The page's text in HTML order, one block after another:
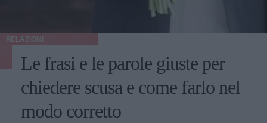
RELAZIONI
Le frasi e le parole giuste per
chiedere scusa e come farlo nel
modo corretto